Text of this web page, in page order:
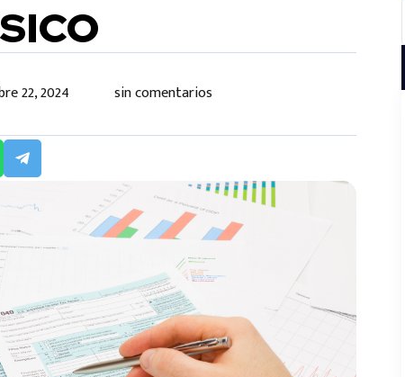
22, 2024 sin comentarios